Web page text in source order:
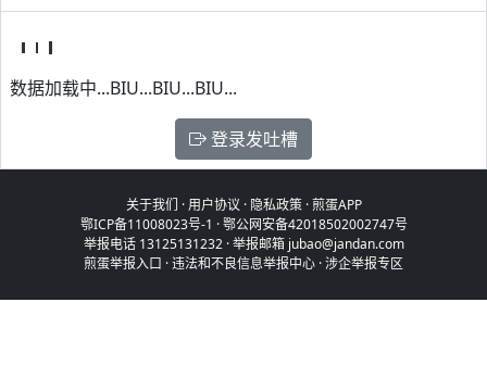
数据加载中...BIU...BIU...BIU...
登录发吐槽
关于我们 ·用户协议 · 隐私政策·煎蛋APP
鄂ICP备11008023号-1 ·鄂公网安备42018502002747号
举报电话 13125131232 · 举报邮箱 jubao@jandan.com
煎蛋举报入口 ·违法和不良信息举报中心 ·涉企举报专区